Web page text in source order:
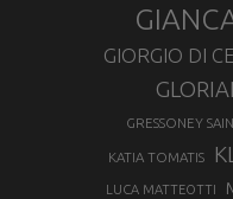
GIORGIO DI
GRESSONEY
KATIA TOMATIS
LUCA MATTEOTTI